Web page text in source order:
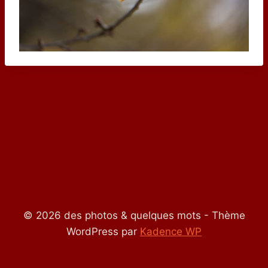
© 2026 des photos & quelques mots - Thème
WordPress par Kadence WP